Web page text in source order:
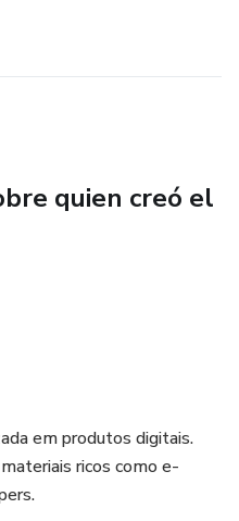
negocio. Además,
elegir la opción que
en el rubro, "Cómo
te proporcionará los
mejorar tus habilidades y
pasteles! Obtén tu copia
los pasteles" ahora y
más acertadas
quien creó el
em produtos digitais.
ricos como e-